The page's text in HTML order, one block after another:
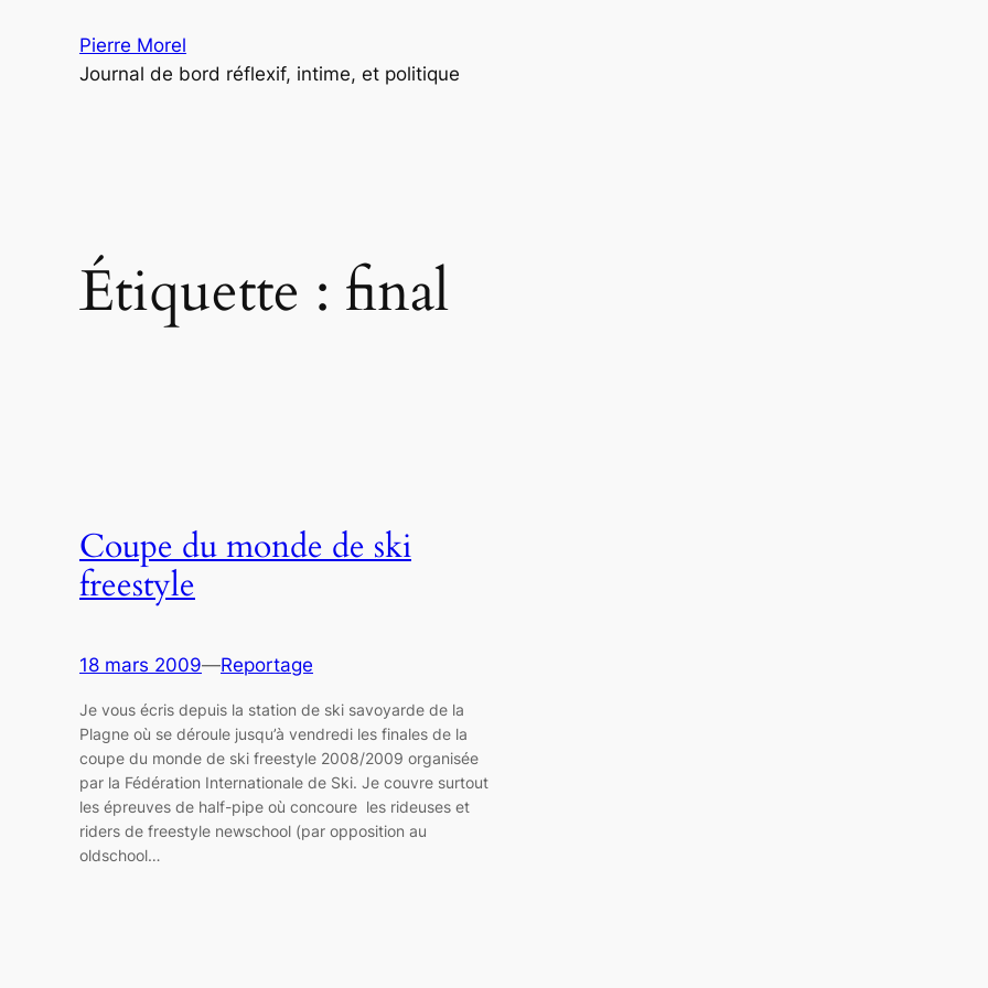
Pierre Morel
Journal de bord réflexif, intime, et politique
Étiquette : final
Coupe du monde de ski
freestyle
18 mars 2009—Reportage
Je vous écris depuis la station de ski savoyarde de la
Plagne où se déroule jusqu’à vendredi les finales de la
coupe du monde de ski freestyle 2008/2009 organisée
par la Fédération Internationale de Ski. Je couvre surtout
les épreuves de half-pipe où concoure les rideuses et
riders de freestyle newschool (par opposition au
oldschool…